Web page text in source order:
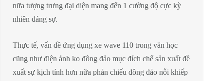
nữa tượng trưng đại diện mang đến 1 cường độ cực kỳ
nhiên đáng sợ.
Thực tế, vấn đề ứng dụng xe wave 110 trong văn học
cũng như điện ảnh ko đông đảo mục đích chế sản xuất đề
xuất sự kịch tính hơn nữa phản chiếu đông đảo nỗi khiếp